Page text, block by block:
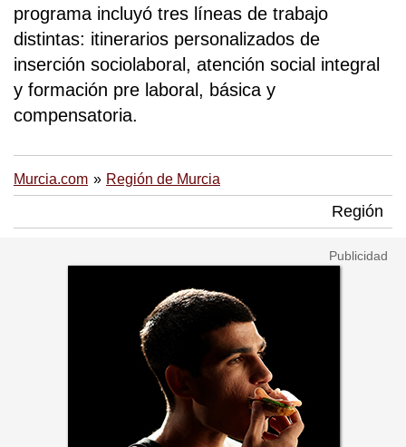
programa incluyó tres líneas de trabajo
distintas: itinerarios personalizados de
inserción sociolaboral, atención social integral
y formación pre laboral, básica y
compensatoria.
Murcia.com Región de Murcia
Región